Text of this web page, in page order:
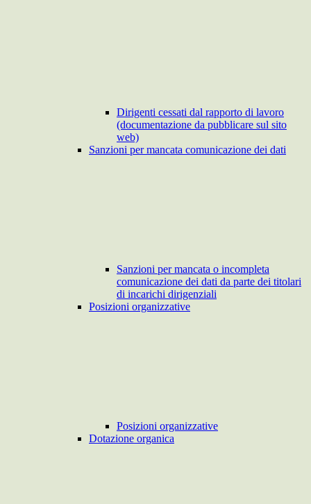
Dirigenti cessati dal rapporto di lavoro
(documentazione da pubblicare sul sito
web)
Sanzioni per mancata comunicazione dei dati
Sanzioni per mancata o incompleta
comunicazione dei dati da parte dei titolari
di incarichi dirigenziali
Posizioni organizzative
Posizioni organizzative
Dotazione organica